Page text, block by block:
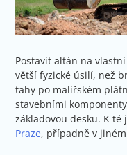
Postavit altán na
větší fyzické úsilí, než
tahy po malířském
stavebními
základovou desku. K
Praze, případně v